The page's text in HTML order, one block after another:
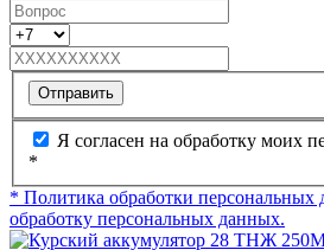
Отправить
Я согласен на обработку моих персональных данных
*
* Политика обработки персональных
обработку персональных данных.